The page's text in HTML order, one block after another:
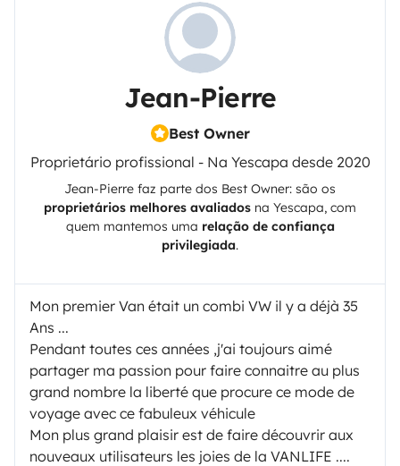
Jean-Pierre
Best Owner
Proprietário profissional - Na Yescapa desde 2020
Jean-Pierre faz parte dos Best Owner: são os
proprietários melhores avaliados na Yescapa, com
quem mantemos uma relação de confiança
privilegiada.
Mon premier Van était un combi VW il y a déjà 35
Ans ...
Pendant toutes ces années ,j'ai toujours aimé
partager ma passion pour faire connaitre au plus
grand nombre la liberté que procure ce mode de
voyage avec ce fabuleux véhicule
Mon plus grand plaisir est de faire découvrir aux
nouveaux utilisateurs les joies de la VANLIFE ....